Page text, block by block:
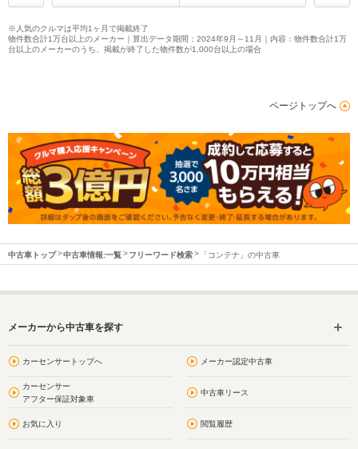
※人気のクルマは平均1ヶ月で掲載終了
物件数合計1万台以上のメーカー｜算出データ期間：2024年9月～11月｜内容：物件数合計1万
台以上のメーカーのうち、掲載が終了した物件数が1,000台以上の場合
ページトップへ
中古車トップ 中古車情報:一覧 フリーワード検索 「コンテナ」の中古車
メーカーから中古車を探す
カーセンサートップへ メーカー認定中古車
カーセンサー
アフター保証対象車
中古車リース
お気に入り 閲覧履歴